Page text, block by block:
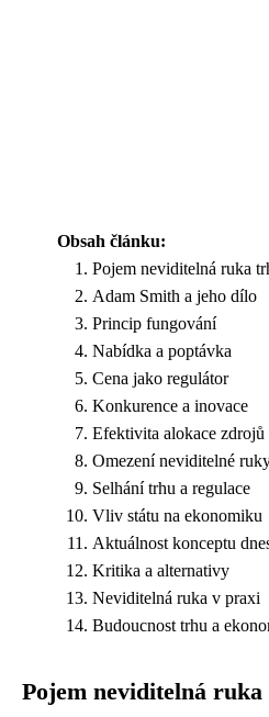
Obsah článku:
Pojem neviditelná ruka
Adam Smith a jeho dílo
Princip fungování
Nabídka a poptávka
Cena jako regulátor
Konkurence a inovace
Efektivita alokace zdrojů
Omezení neviditelné
Selhání trhu a regulace
Vliv státu na ekonomiku
Aktuálnost konceptu
Kritika a alternativy
Neviditelná ruka v praxi
Budoucnost trhu a
Pojem neviditelná